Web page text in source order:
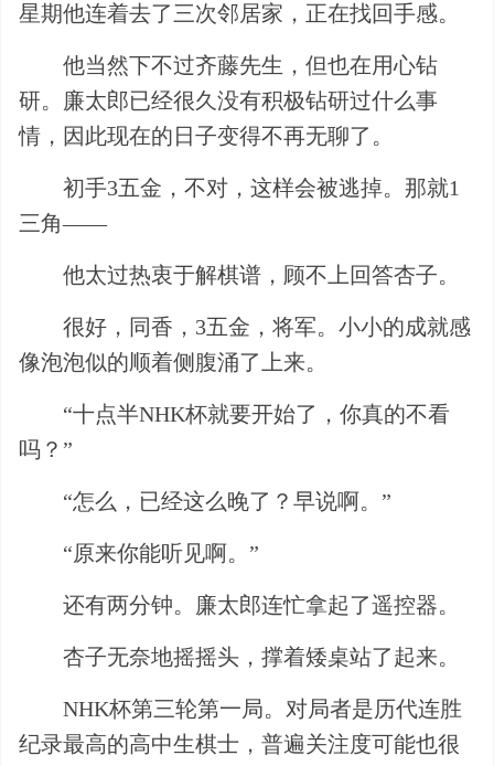
星期他连着去了三次邻居家，正在找回手感。
他当然下不过齐藤先生，但也在用心钻
研。廉太郎已经很久没有积极钻研过什么事
情，因此现在的日子变得不再无聊了。
初手3五金，不对，这样会被逃掉。那就1
三角——
他太过热衷于解棋谱，顾不上回答杏子。
很好，同香，3五金，将军。小小的成就感
像泡泡似的顺着侧腹涌了上来。
“十点半NHK杯就要开始了，你真的不看
吗？”
“怎么，已经这么晚了？早说啊。”
“原来你能听见啊。”
还有两分钟。廉太郎连忙拿起了遥控器。
杏子无奈地摇摇头，撑着矮桌站了起来。
NHK杯第三轮第一局。对局者是历代连胜
纪录最高的高中生棋士，普遍关注度可能也很